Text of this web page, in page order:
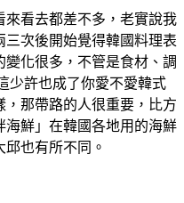
來看去都差不多，老實說我
次後開始覺得韓國料理表
化很多，不管是食材、調
少許也成了你愛不愛韓式
那帶路的人很重要，比方
鮮」在韓國各地用的海鮮
也有所不同。